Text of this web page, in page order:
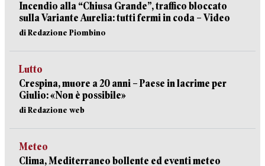
Incendio alla “Chiusa Grande”, traffico bloccato
sulla Variante Aurelia: tutti fermi in coda – Video
di Redazione Piombino
Lutto
Crespina, muore a 20 anni – Paese in lacrime per
Giulio: «Non è possibile»
di Redazione web
Meteo
Clima, Mediterraneo bollente ed eventi meteo